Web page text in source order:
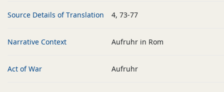
Source Details of Translation 4, 73-77
Narrative Context Aufruhr in Rom
Act of War Aufruhr